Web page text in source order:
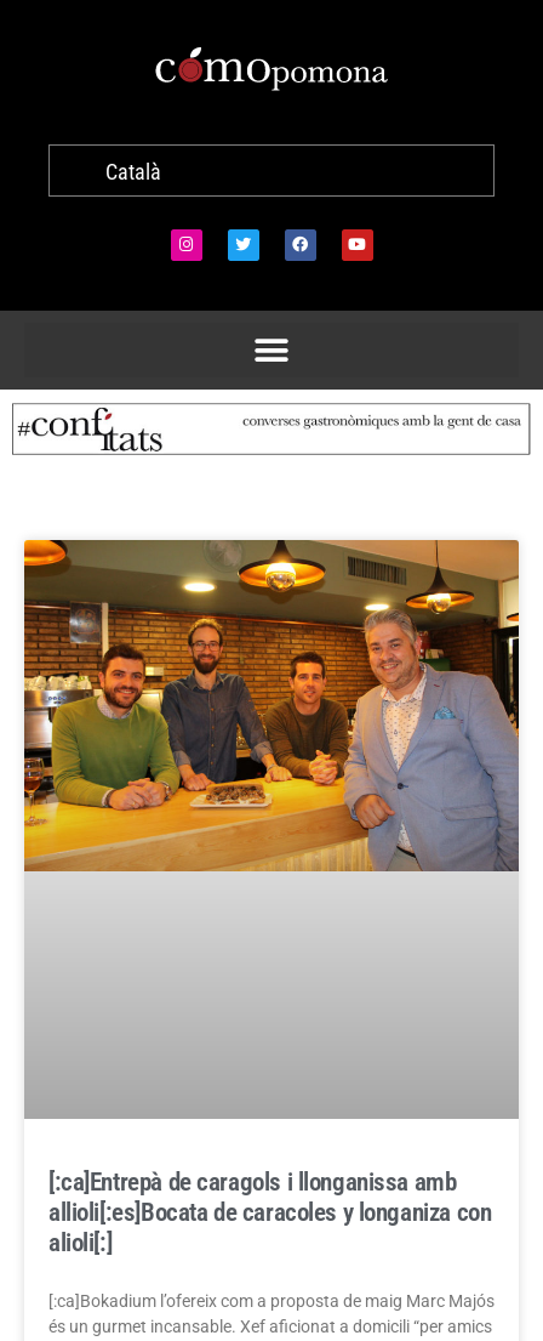
Català
[:ca]Entrepà de caragols i llonganissa amb
allioli[:es]Bocata de caracoles y longaniza con
alioli[:]
[:ca]Bokadium l’ofereix com a proposta de maig Marc Majós
és un gurmet incansable. Xef aficionat a domicili “per amics